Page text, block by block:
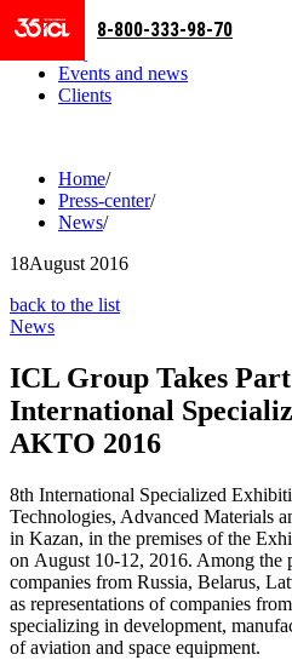
Business areas
Events and news
Clients
8-800-333-98-70
Home/
Press-center/
News/
18August 2016
back to the list
News
ICL Group Takes
International
AKTO 2016
8th International Specialized
Technologies, Advanced Materials
in Kazan, in the premises of the
on August 10-12, 2016. Among the
companies from Russia, Belarus,
as representations of companies
specializing in development,
of aviation and space equipment.